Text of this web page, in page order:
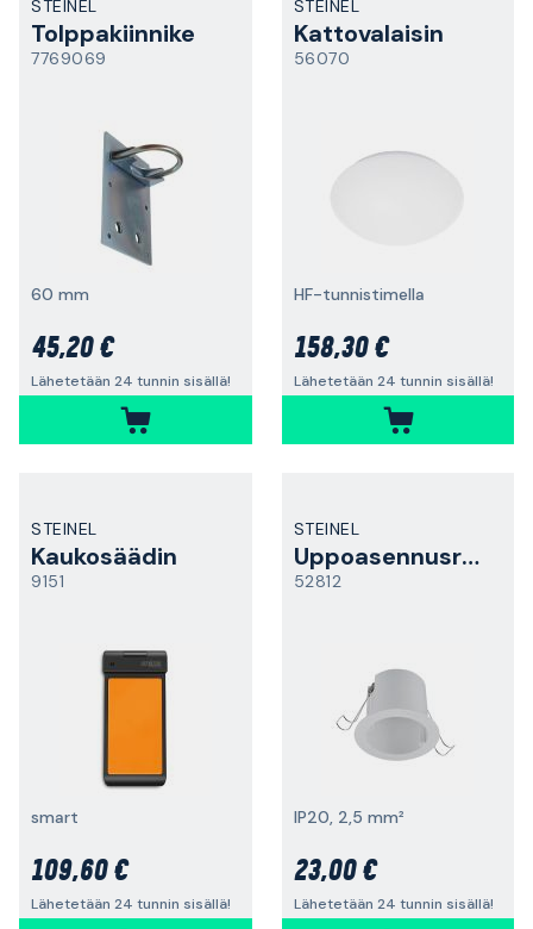
STEINEL
Tolppakiinnike
7769069
60 mm
45,20 €
Lähetetään 24 tunnin sisällä!
STEINEL
Kattovalaisin
56070
HF-tunnistimella
158,30 €
Lähetetään 24 tunnin sisällä!
STEINEL
Kaukosäädin
9151
smart
109,60 €
Lähetetään 24 tunnin sisällä!
STEINEL
Uppoasennusrasia
52812
IP20, 2,5 mm²
23,00 €
Lähetetään 24 tunnin sisällä!